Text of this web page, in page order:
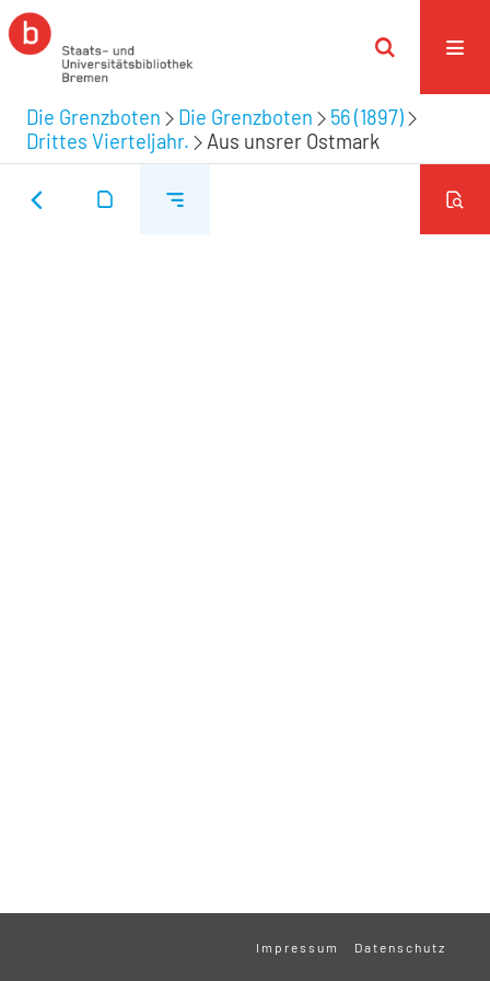
Die Grenzboten Die Grenzboten
56 (1897)
Drittes Vierteljahr.
Aus unsrer Ostmark
Impressum Datenschutz